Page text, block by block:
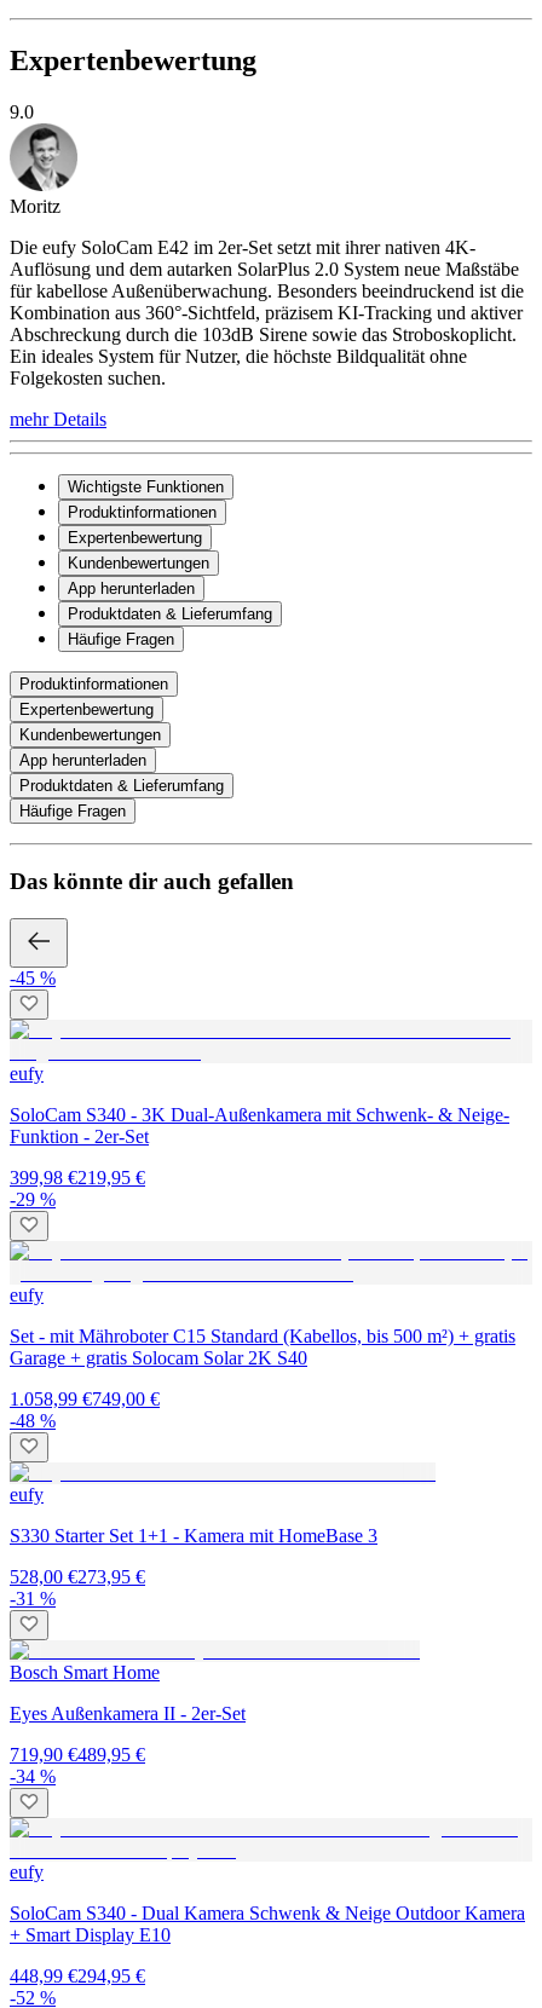
Expertenbewertung
9.0
Moritz
Die eufy SoloCam E42 im 2er-Set setzt mit ihrer nativen 4K-
Auflösung und dem autarken SolarPlus 2.0 System neue Maßstäbe
für kabellose Außenüberwachung. Besonders beeindruckend ist die
Kombination aus 360°-Sichtfeld, präzisem KI-Tracking und aktiver
Abschreckung durch die 103dB Sirene sowie das Stroboskoplicht.
Ein ideales System für Nutzer, die höchste Bildqualität ohne
Folgekosten suchen.
mehr Details
Wichtigste Funktionen
Produktinformationen
Expertenbewertung
Kundenbewertungen
App herunterladen
Produktdaten & Lieferumfang
Häufige Fragen
Produktinformationen
Expertenbewertung
Kundenbewertungen
App herunterladen
Produktdaten & Lieferumfang
Häufige Fragen
Das könnte dir auch gefallen
-45 %
eufy
SoloCam S340 - 3K Dual-Außenkamera mit Schwenk- & Neige-
Funktion - 2er-Set
399,98 €219,95 €
-29 %
eufy
Set - mit Mähroboter C15 Standard (Kabellos, bis 500 m²) + gratis
Garage + gratis Solocam Solar 2K S40
1.058,99 €749,00 €
-48 %
eufy
S330 Starter Set 1+1 - Kamera mit HomeBase 3
528,00 €273,95 €
-31 %
Bosch Smart Home
Eyes Außenkamera II - 2er-Set
719,90 €489,95 €
-34 %
eufy
SoloCam S340 - Dual Kamera Schwenk & Neige Outdoor Kamera
+ Smart Display E10
448,99 €294,95 €
-52 %